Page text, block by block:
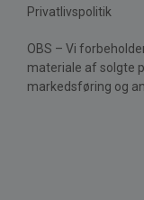
Privatlivspolitik
OBS – Vi
materiale af solgte
markedsføring og